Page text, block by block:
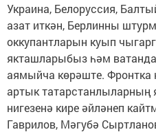
Украина, Белоруссия,
азат иткән, Берлинны
оккупантларын куып
якташларыбыз һәм
аямыйча көрәште. Фронтка
артык татарстанлыларның
нигезенә кире әйләнеп
Гаврилов, Мәгубә